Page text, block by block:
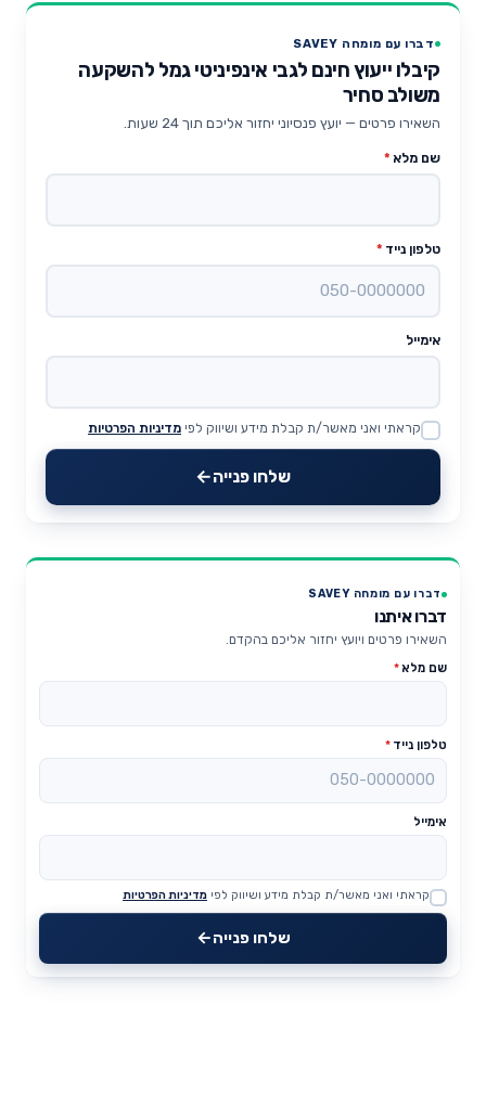
דברו עם מומחה SAVEY
קיבלו ייעוץ חינם לגבי אינפיניטי גמל להשקעה
משולב סחיר
השאירו פרטים — יועץ פנסיוני יחזור אליכם תוך 24 שעות.
שם מלא *
טלפון נייד *
אימייל
Website
קראתי ואני מאשר/ת קבלת מידע ושיווק לפי מדיניות הפרטיות
שלחו פנייה
דברו עם מומחה SAVEY
דברו איתנו
השאירו פרטים ויועץ יחזור אליכם בהקדם.
שם מלא*
טלפון נייד *
אימייל
Website
קראתי ואני מאשר/ת קבלת מידע ושיווק לפי מדיניות הפרטיות
שלחו פנייה